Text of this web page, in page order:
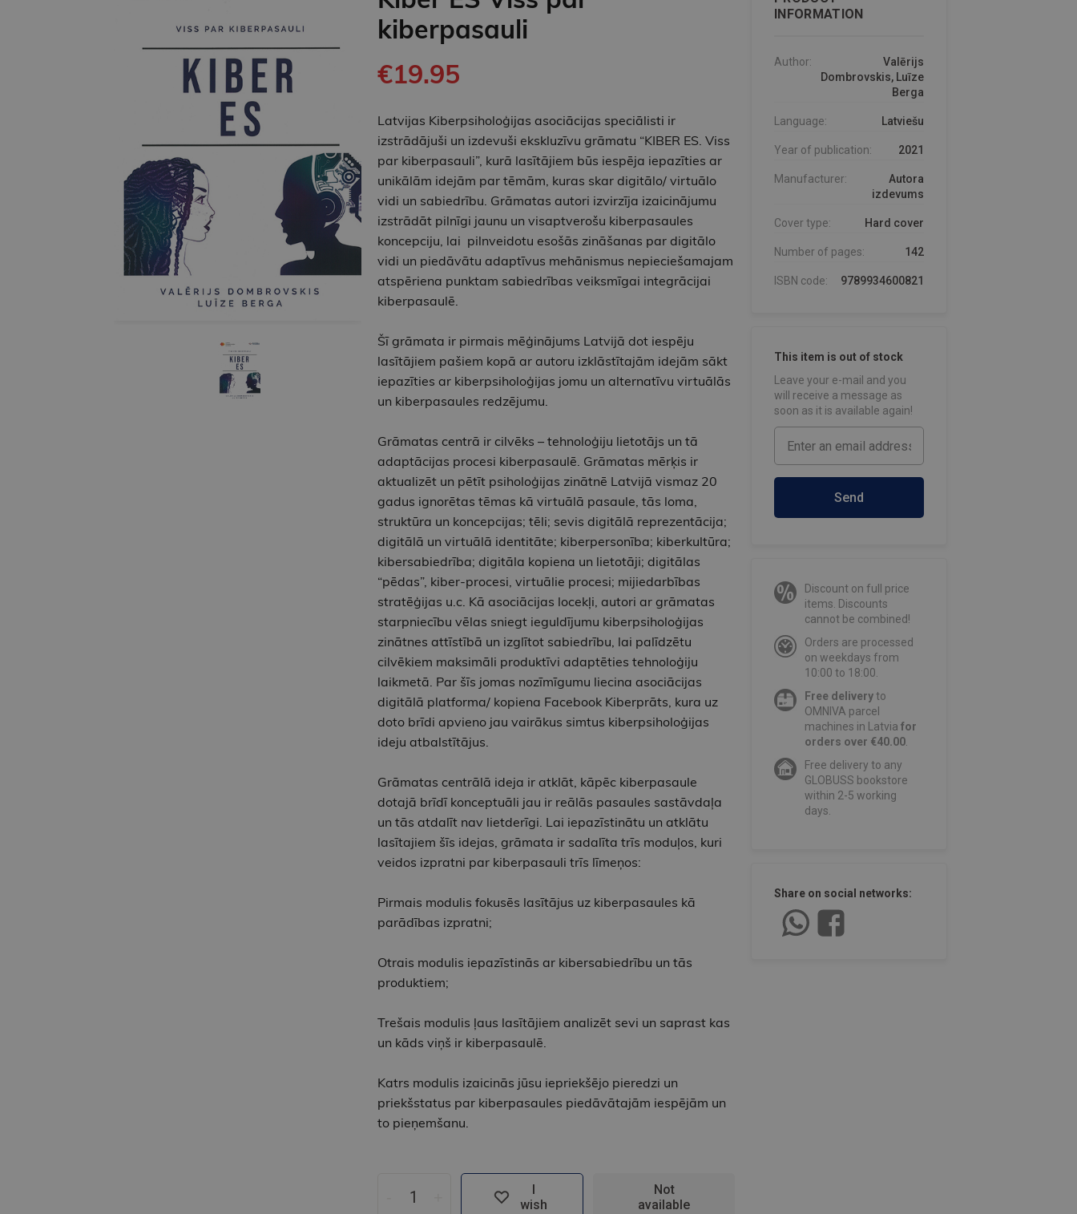
kiberpasauli
€19.95
Latvijas Kiberpsiholoģijas asociācijas speciālisti ir
izstrādājuši un izdevuši ekskluzīvu grāmatu “KIBER ES. Viss
par kiberpasauli”, kurā lasītājiem būs iespēja iepazīties ar
unikālām idejām par tēmām, kuras skar digitālo/ virtuālo
vidi un sabiedrību. Grāmatas autori izvirzīja izaicinājumu
izstrādāt pilnīgi jaunu un visaptverošu kiberpasaules
koncepciju, lai pilnveidotu esošās zināšanas par digitālo
vidi un piedāvātu adaptīvus mehānismus nepieciešamajam
atspēriena punktam sabiedrības veiksmīgai integrācijai
kiberpasaulē.
Šī grāmata ir pirmais mēģinājums Latvijā dot iespēju
lasītājiem pašiem kopā ar autoru izklāstītajām idejām sākt
iepazīties ar kiberpsiholoģijas jomu un alternatīvu virtuālās
un kiberpasaules redzējumu.
Grāmatas centrā ir cilvēks – tehnoloģiju lietotājs un tā
adaptācijas procesi kiberpasaulē. Grāmatas mērķis ir
aktualizēt un pētīt psiholoģijas zinātnē Latvijā vismaz 20
gadus ignorētas tēmas kā virtuālā pasaule, tās loma,
struktūra un koncepcijas; tēli; sevis digitālā reprezentācija;
digitālā un virtuālā identitāte; kiberpersonība; kiberkultūra;
kibersabiedrība; digitāla kopiena un lietotāji; digitālas
“pēdas”, kiber-procesi, virtuālie procesi; mijiedarbības
stratēģijas u.c. Kā asociācijas locekļi, autori ar grāmatas
starpniecību vēlas sniegt ieguldījumu kiberpsiholoģijas
zinātnes attīstībā un izglītot sabiedrību, lai palīdzētu
cilvēkiem maksimāli produktīvi adaptēties tehnoloģiju
laikmetā. Par šīs jomas nozīmīgumu liecina asociācijas
digitālā platforma/ kopiena Facebook Kiberprāts, kura uz
doto brīdi apvieno jau vairākus simtus kiberpsiholoģijas
ideju atbalstītājus.
Grāmatas centrālā ideja ir atklāt, kāpēc kiberpasaule
dotajā brīdī konceptuāli jau ir reālās pasaules sastāvdaļa
un tās atdalīt nav lietderīgi. Lai iepazīstinātu un atklātu
lasītajiem šīs idejas, grāmata ir sadalīta trīs moduļos, kuri
veidos izpratni par kiberpasauli trīs līmeņos:
Pirmais modulis fokusēs lasītājus uz kiberpasaules kā
parādības izpratni;
Otrais modulis iepazīstinās ar kibersabiedrību un tās
produktiem;
Trešais modulis ļaus lasītājiem analizēt sevi un saprast kas
un kāds viņš ir kiberpasaulē.
Katrs modulis izaicinās jūsu iepriekšējo pieredzi un
priekšstatus par kiberpasaules piedāvātajām iespējām un
to pieņemšanu.
wish
Not
available
INFORMATION
Author:
Valērijs
Dombrovskis, Luīze
Berga
Language: Latviešu
Year of publication: 2021
Manufacturer:
Autora
izdevums
Cover type: Hard cover
Number of pages: 142
ISBN code: 9789934600821
This item is out of stock
Leave your e-mail and you
will receive a message as
soon as it is available again!
Send
Discount on full price
items. Discounts
cannot be combined!
Orders are processed
on weekdays from
10:00 to 18:00.
Free deliveryto
OMNIVA parcel
machines in Latvia for
orders over €40.00.
Free delivery to any
GLOBUSS bookstore
within 2-5 working
days.
Share on social networks: